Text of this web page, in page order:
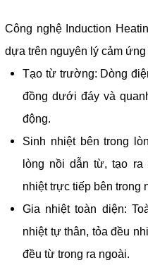
Công nghệ Induction
dựa trên nguyên lý cảm
Tạo từ trường: Dòng
đồng dưới đáy và
động.
Sinh nhiệt bên trong
lòng nồi dẫn từ, tạo ra
nhiệt trực tiếp bên trong
Gia nhiệt toàn diện:
nhiệt tự thân, tỏa đều
đều từ trong ra ngoài.